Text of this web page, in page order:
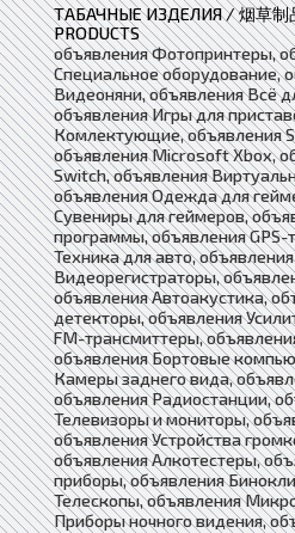
ТАБАЧНЫЕ ИЗДЕЛИЯ / 烟草制
PRODUCTS
объявления Фотопринтеры,
Специальное оборудование,
Видеоняни, объявления Всё
объявления Игры для
Комлектующие, объявления
объявления Microsoft Xbox,
Switch, объявления
объявления Одежда для
Сувениры для геймеров,
программы, объявления
Техника для авто, объявления
Видеорегистраторы,
объявления Автоакустика,
детекторы, объявления
FM-трансмиттеры,
объявления Бортовые
Камеры заднего вида,
объявления Радиостанции,
Телевизоры и мониторы,
объявления Устройства
объявления Алкотестеры,
приборы, объявления
Телескопы, объявления
Приборы ночного видения,